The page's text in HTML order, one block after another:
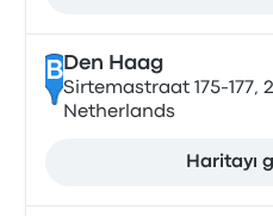
B Den Haag
Sirtemastraat 175-177,
Netherlands
Haritayı